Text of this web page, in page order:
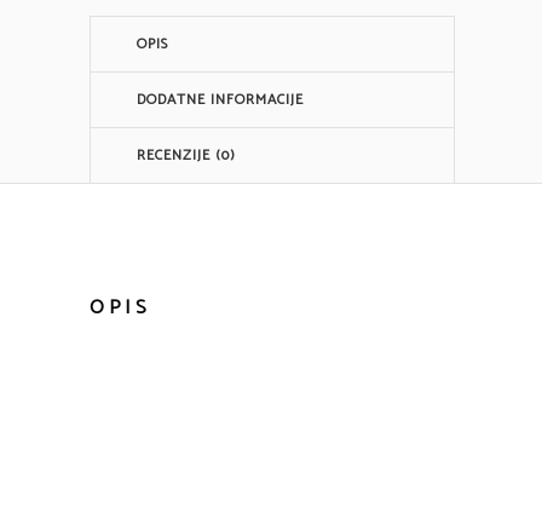
OPIS
DODATNE INFORMACIJE
RECENZIJE (0)
OPIS